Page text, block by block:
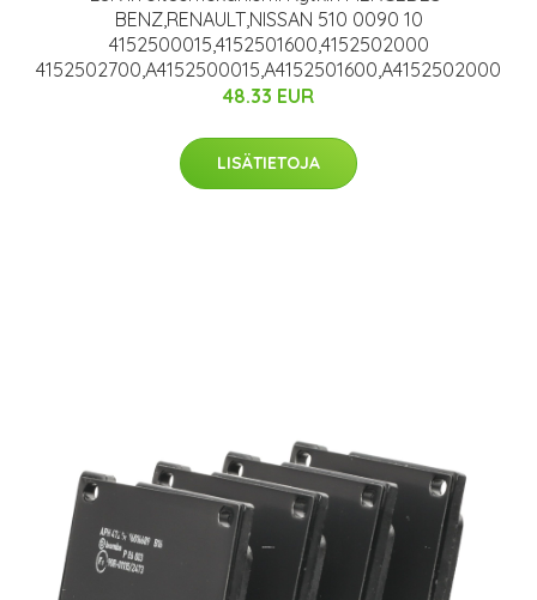
BENZ,RENAULT,NISSAN 510 0090 10
4152500015,4152501600,4152502000
4152502700,A4152500015,A4152501600,A4152502000
48.33 EUR
LISÄTIETOJA